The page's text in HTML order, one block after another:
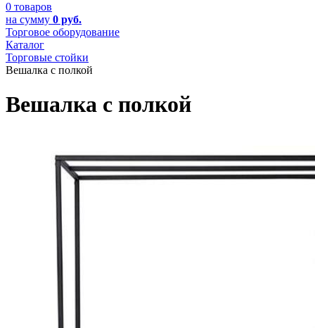
0 товаров
на сумму 0 руб.
Торговое оборудование
Каталог
Торговые стойки
Вешалка с полкой
Вешалка с полкой